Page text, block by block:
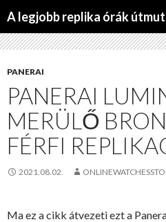
A
PANERAI
PANERAI
MERÜLŐ
FÉRFI
2021.08.02.
Ma ez a cikk átvezeti ezt a